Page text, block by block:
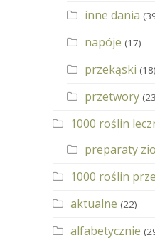
inne dania
napóje (17)
przekąski (18)
przetwory
1000 roślin
preparaty
1000 roślin
aktualne (22)
alfabetycznie